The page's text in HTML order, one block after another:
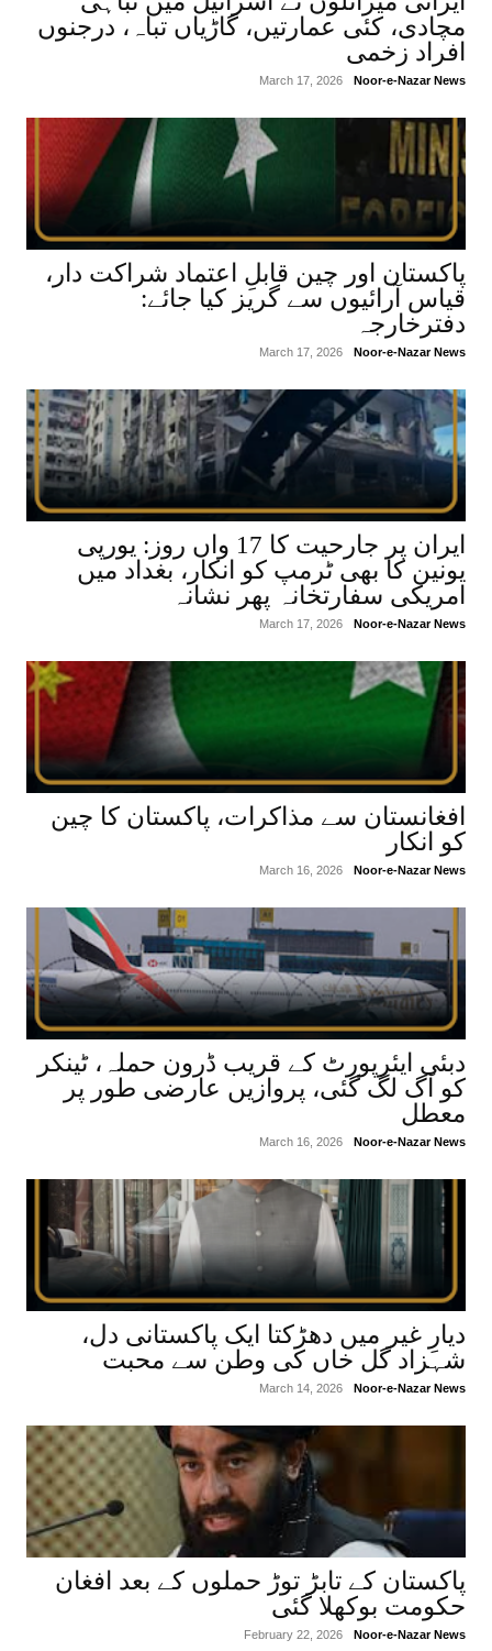
مچادی، کئی عمارتیں، گاڑیاں تباہ، درجنوں
افراد زخمی
Noor-e-Nazar News
March 17, 2026
پاکستان اور چین قابلِ اعتماد شراکت دار،
قیاس آرائیوں سے گریز کیا جائے:
دفترخارجہ
Noor-e-Nazar News
March 17, 2026
ایران پر جارحیت کا 17 واں روز: یورپی
یونین کا بھی ٹرمپ کو انکار، بغداد میں
امریکی سفارتخانہ پھر نشانہ
Noor-e-Nazar News
March 17, 2026
افغانستان سے مذاکرات، پاکستان کا چین
کو انکار
Noor-e-Nazar News
March 16, 2026
دبئی ایئرپورٹ کے قریب ڈرون حملہ، ٹینکر
کو آگ لگ گئی، پروازیں عارضی طور پر
معطل
Noor-e-Nazar News
March 16, 2026
دیارِ غیر میں دھڑکتا ایک پاکستانی دل،
شہزاد گل خاں کی وطن سے محبت
Noor-e-Nazar News
March 14, 2026
پاکستان کے تابڑ توڑ حملوں کے بعد افغان
حکومت بوکھلا گئی
Noor-e-Nazar News
February 22, 2026